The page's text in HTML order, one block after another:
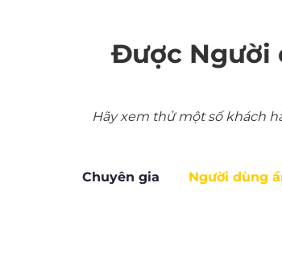
Được Người
Hãy xem thử một số khách
Chuyên gia Người dùng